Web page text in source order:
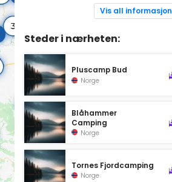
Vis all informasjon
Steder i nærheten:
Pluscamp Bud
Norge
Blåhammer
Camping
Norge
Tornes Fjordcamping
Norge